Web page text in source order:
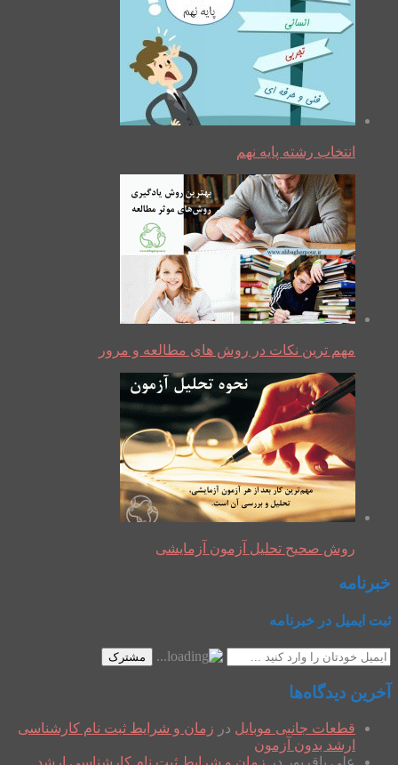
انتخاب رشته پایه نهم
مهم ترین نکات در روش های مطالعه و مرور
روش صحیح تحلیل آزمون آزمایشی
خبرنامه
ثبت ایمیل در خبرنامه
مشترک
آخرین دیدگاه‌ها
قطعات جانبی موبایل در زمان و شرایط ثبت نام کارشناسی
ارشد بدون آزمون
علی باقرپور در زمان و شرایط ثبت نام کارشناسی ارشد